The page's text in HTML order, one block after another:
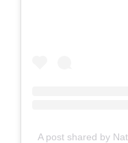
A post shared by